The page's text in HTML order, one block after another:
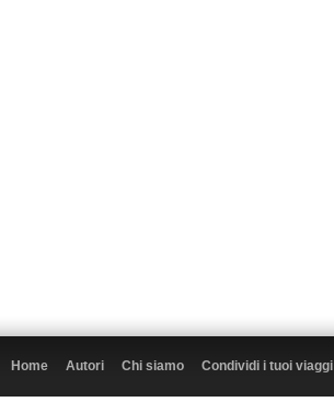
Home Autori Chi siamo Condividi i tuoi viaggi